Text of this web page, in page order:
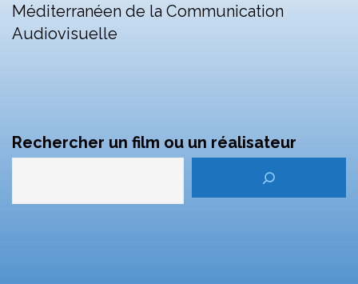
Méditerranéen de la Communication
Audiovisuelle
Rechercher un film ou un réalisateur